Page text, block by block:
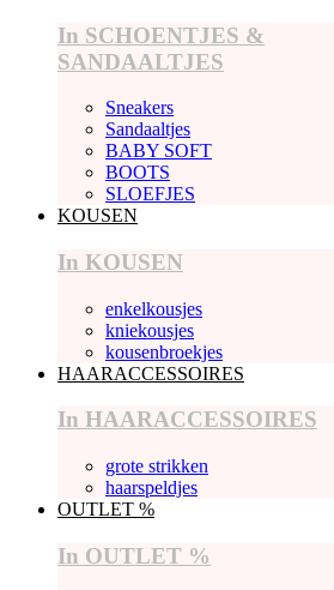
In SCHOENTJES &
SANDAALTJES
Sneakers
Sandaaltjes
BABY SOFT
BOOTS
SLOEFJES
KOUSEN
In KOUSEN
enkelkousjes
kniekousjes
kousenbroekjes
HAARACCESSOIRES
In HAARACCESSOIRES
grote strikken
haarspeldjes
OUTLET %
In OUTLET %